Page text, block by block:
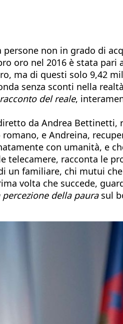
non in grado di
oro nel 2016 è stata pari
ma di questi solo 9,42
senza sconti nella
del reale,
da Andrea Bettinetti,
e Andreina,
con umanità, e
telecamere, racconta le
un familiare, chi mutui
volta che succede,
percezione della paura sul